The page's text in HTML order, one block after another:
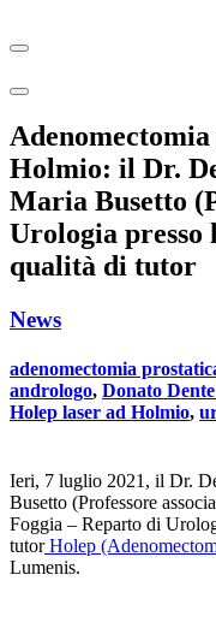
Holmio: il Dr.
Maria Busetto
Urologia presso
qualità di tutor
News
adenomectomia
andrologo, Donato
Holep laser ad Holmio,
Ieri, 7 luglio 2021, il Dr.
Busetto (Professore
Foggia – Reparto di
tutorHolep
Lumenis.